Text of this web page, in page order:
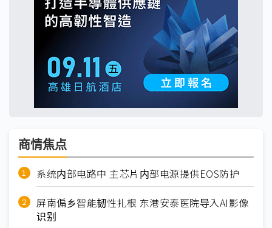
商情焦点
系统内部电路中 主芯片内部电源提供EOS防护
屏南偏乡智能韧性扎根 东港安泰医院导入AI影像
识别